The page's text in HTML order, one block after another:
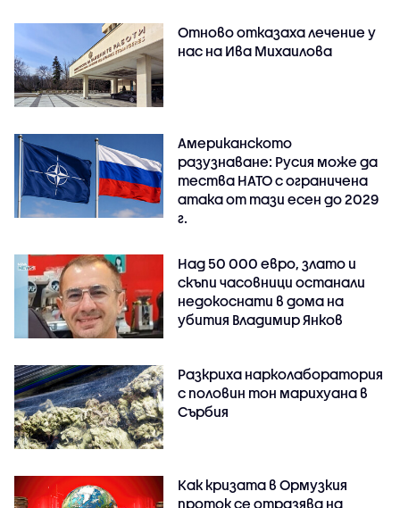
Отново отказаха лечение у
нас на Ива Михаилова
Американското
разузнаване: Русия може да
тества НАТО с ограничена
атака от тази есен до 2029
г.
Над 50 000 евро, злато и
скъпи часовници останали
недокоснати в дома на
убития Владимир Янков
Разкриха нарколаборатория
с половин тон марихуана в
Сърбия
Как кризата в Ормузкия
проток се отразява на